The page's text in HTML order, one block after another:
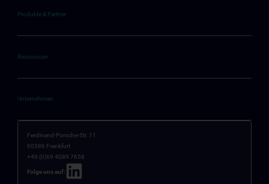
Produkte & Partner
Ressourcen
Unternehmen
Ferdinand-Porsche-Str. 11
60386 Frankfurt
+49 (0)69 4089 7658
Folge uns auf: